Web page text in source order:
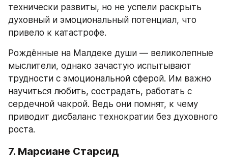
технически развиты, но не успели раскрыть
духовный и эмоциональный потенциал, что
привело к катастрофе.
Рождённые на Малдеке души — великолепные
мыслители, однако зачастую испытывают
трудности с эмоциональной сферой. Им важно
научиться любить, сострадать, работать с
сердечной чакрой. Ведь они помнят, к чему
приводит дисбаланс технократии без духовного
роста.
7. Марсиане Старсид